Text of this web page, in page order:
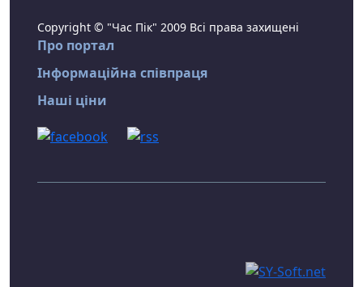
Copyright © "Час Пік" 2009 Всі права захищені
Про портал
Інформаційна співпраця
Наші ціни